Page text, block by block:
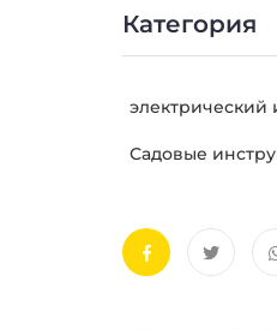
Категория
электрический
Садовые